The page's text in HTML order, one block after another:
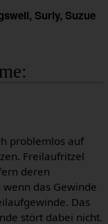
Surly, Suzue
problemlos auf
Freilaufritzel
deren
wenn das Gewinde
Das
stört dabei nicht.